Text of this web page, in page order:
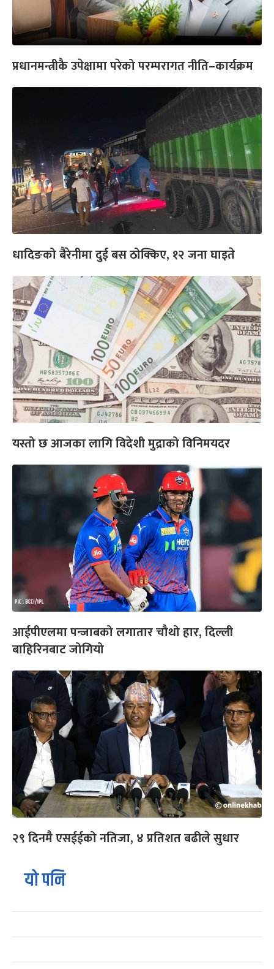
प्रधानमन्त्रीकै उपेक्षामा परेको परम्परागत नीति–कार्यक्रम
धादिङको बैरेनीमा दुई बस ठोक्किए, १२ जना घाइते
यस्तो छ आजका लागि विदेशी मुद्राको विनिमयदर
आईपीएलमा पन्जाबको लगातार चौथो हार, दिल्ली
बाहिरिनबाट जोगियो
२९ दिनमै एसईईको नतिजा, ४ प्रतिशत बढीले सुधार
यो पनि